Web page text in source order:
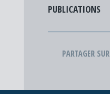
PUBLICATIONS
PARTAGER SUR